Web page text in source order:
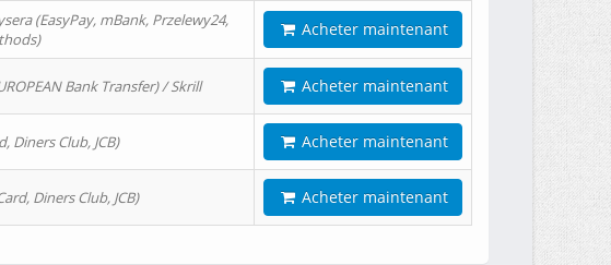
(EasyPay, mBank, Przelewy24,
Acheter maintenant
Bank Transfer) / Skrill Acheter maintenant
Diners Club, JCB) Acheter maintenant
Diners Club, JCB) Acheter maintenant